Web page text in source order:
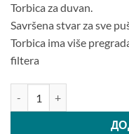
је
била:
550
Torbica za duvan.
Savršena stvar za sve
Torbica ima više
filtera